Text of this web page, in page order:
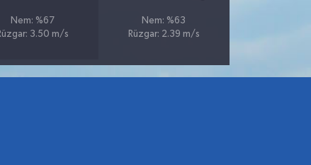
Nem: %67
3.50 m/s
Nem: %63
Rüzgar: 2.39 m/s